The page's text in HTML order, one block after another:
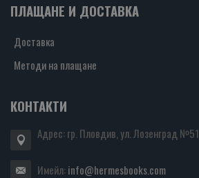
ПЛАЩАНЕ И ДОСТАВКА
Доставка
Методи на плащане
КОНТАКТИ
Адрес: гр. Пловдив, ул. Лозенград №51
Имейл:info@hermesbooks.com